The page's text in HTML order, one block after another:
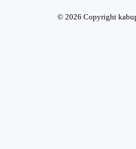
© 2026 Copyright